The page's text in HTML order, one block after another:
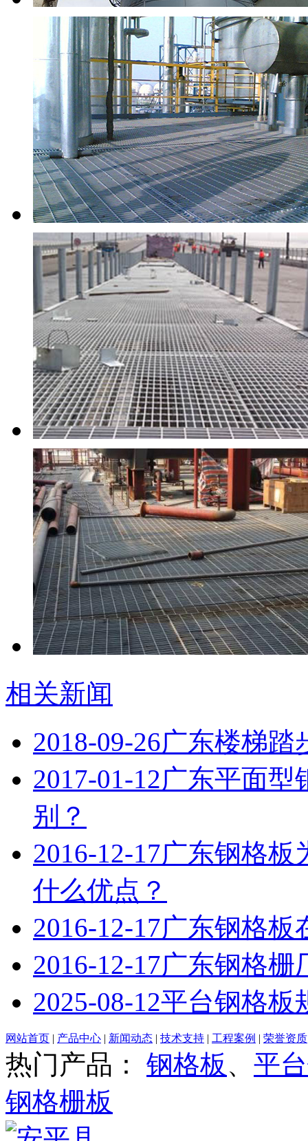
相关新闻
2018-09-26广东楼梯踏
2017-01-12广东平面型
别？
2016-12-17广东钢格板
什么优点？
2016-12-17广东钢格板
2016-12-17广东钢格栅
2025-08-12平台钢格板
网站首页 | 产品中心 | 新闻动态 | 技术支持 | 工程案例 | 荣誉资质
热门产品： 钢格板 、 平
钢格栅板